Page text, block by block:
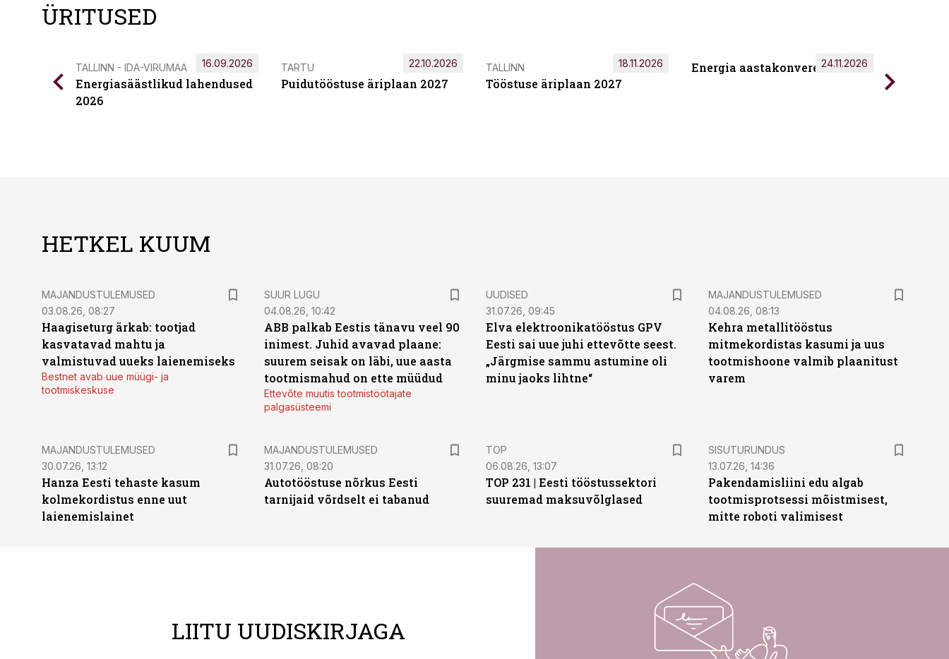
ÜRITUSED
TALLINN - IDA-VIRUMAA
Energiasäästlikud lahendused
2026
16.09.2026 TARTU
Puidutööstuse äriplaan 2027
22.10.2026 TALLINN
Tööstuse äriplaan 2027
18.11.2026 Energia aastakonverents 2026
24.11.2026
HETKEL KUUM
MAJANDUSTULEMUSED
03.08.26, 08:27
Haagiseturg ärkab: tootjad
kasvatavad mahtu ja
valmistuvad uueks laienemiseks
Bestnet avab uue müügi- ja
tootmiskeskuse
SUUR LUGU
04.08.26, 10:42
ABB palkab Eestis tänavu veel 90
inimest. Juhid avavad plaane:
suurem seisak on läbi, uue aasta
tootmismahud on ette müüdud
Ettevõte muutis tootmistöötajate
palgasüsteemi
UUDISED
31.07.26, 09:45
Elva elektroonikatööstus GPV
Eesti sai uue juhi ettevõtte seest.
„Järgmise sammu astumine oli
minu jaoks lihtne“
MAJANDUSTULEMUSED
04.08.26, 08:13
Kehra metallitööstus
mitmekordistas kasumi ja uus
tootmishoone valmib plaanitust
varem
MAJANDUSTULEMUSED
30.07.26, 13:12
Hanza Eesti tehaste kasum
kolmekordistus enne uut
laienemislainet
MAJANDUSTULEMUSED
31.07.26, 08:20
Autotööstuse nõrkus Eesti
tarnijaid võrdselt ei tabanud
TOP
06.08.26, 13:07
TOP 231 | Eesti tööstussektori
suuremad maksuvõlglased
ST
SISUTURUNDUS
13.07.26, 14:36
Pakendamisliini edu algab
tootmisprotsessi mõistmisest,
mitte roboti valimisest
LIITU UUDISKIRJAGA